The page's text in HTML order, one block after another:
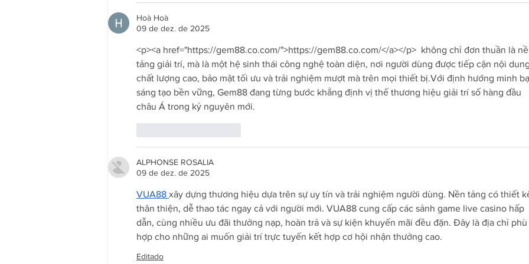
Hoà Hoà
09 de dez. de 2025
<p><a href="https://gem88.co.com/">https://gem88.co.com/</a></p>  không chỉ đơn thuần là
tảng giải trí, mà là một hệ sinh thái công nghệ toàn diện, nơi người dùng được tiếp cận nội dung
chất lượng cao, bảo mật tối ưu và trải nghiệm mượt mà trên mọi thiết bị.Với định hướng minh
sáng tạo bền vững, Gem88 đang từng bước khẳng định vị thế thương hiệu giải trí số hàng đầu
châu Á trong kỷ nguyên mới.
ALPHONSE ROSALIA
09 de dez. de 2025
VUA88 xây dựng thương hiệu dựa trên sự uy tín và trải nghiệm người dùng. Nền tảng có thiết
thân thiện, dễ thao tác ngay cả với người mới. VUA88 cung cấp các sảnh game live casino hấp
dẫn, cùng nhiều ưu đãi thưởng nạp, hoàn trả và sự kiện khuyến mãi đều đặn. Đây là địa chỉ phù
hợp cho những ai muốn giải trí trực tuyến kết hợp cơ hội nhận thưởng cao.
Editado